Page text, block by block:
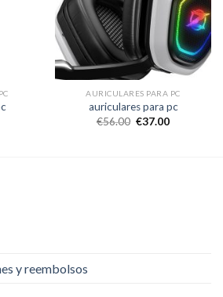
AURICULARES PARA PC
auriculares para pc
€56.00 €37.00
y reembolsos